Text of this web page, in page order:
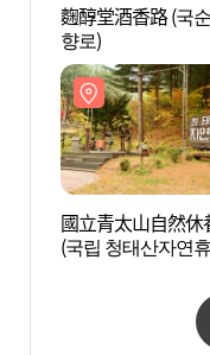
麴醇堂酒香路 (국
향로)
國立青太山自然休
(국립 청태산자연